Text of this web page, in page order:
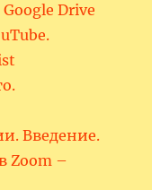
Drive
Введение.
Zoom –